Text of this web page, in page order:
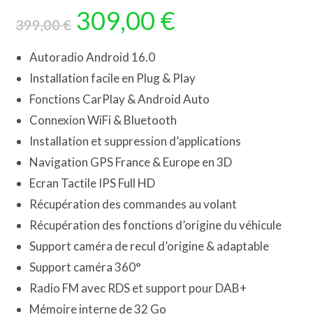
basé sur
client
399,00€
Le
prix
initial
399,00 €.
309,00 €Le
actuel
Autoradio Android 16.0
Installation facile en Plug & Play
Fonctions CarPlay & Android Auto
Connexion WiFi & Bluetooth
Installation et suppression d’applications
Navigation GPS France & Europe en 3D
Ecran Tactile IPS Full HD
Récupération des commandes au volant
Récupération des fonctions d’origine du véhicule
Support caméra de recul d’origine & adaptable
Support caméra 360°
Radio FM avec RDS et support pour DAB+
Mémoire interne de 32 Go